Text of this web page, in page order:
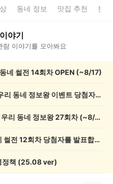
동네 정보 맛집 추천 분
야기
람 이야기를 모아봐요
네 썰전 14회차 OPEN (~8/17)
💰[당첨자 발표] 26회차 우리 동네 정보왕 이벤트 당첨자를 발표합니다!
💸 전원 2,000캐시 지급! 우리 동네 정보왕 27회차 (~8/10)
💰[당첨자 발표] 우리 동네 썰전 12회차 당첨자를 발표합니다!
정책 (25.08 ver)